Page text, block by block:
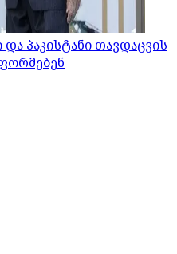
პაკისტანი თავდაცვის